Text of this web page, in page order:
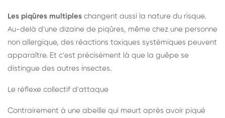
Les piqûres multiples changent aussi la nature du risque.
Au-delà d'une dizaine de piqûres, même chez une personne
non allergique, des réactions toxiques systémiques peuvent
apparaître. Et c'est précisément là que la guêpe se
distingue des autres insectes.
Le réflexe collectif d'attaque
Contrairement à une abeille qui meurt après avoir piqué